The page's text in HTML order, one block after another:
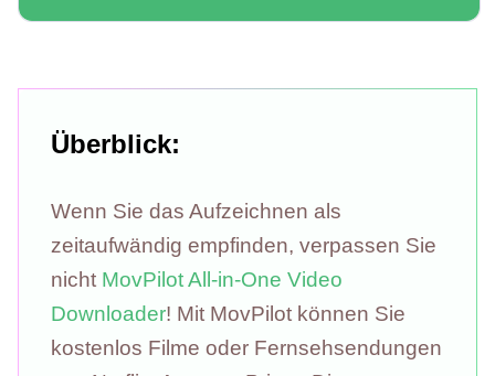
Überblick:
Wenn Sie das Aufzeichnen als
zeitaufwändig empfinden, verpassen Sie
nicht MovPilot All-in-One Video
Downloader! Mit MovPilot können Sie
kostenlos Filme oder Fernsehsendungen